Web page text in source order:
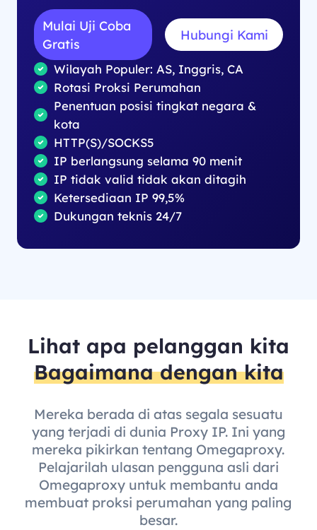
Mulai Uji Coba
Gratis
Hubungi Kami
Wilayah Populer: AS, Inggris, CA
Rotasi Proksi Perumahan
Penentuan posisi tingkat negara &
kota
HTTP(S)/SOCKS5
IP berlangsung selama 90 menit
IP tidak valid tidak akan ditagih
Ketersediaan IP 99,5%
Dukungan teknis 24/7
Lihat apa pelanggan kita
Bagaimana dengan kita
Mereka berada di atas segala sesuatu
yang terjadi di dunia Proxy IP. Ini yang
mereka pikirkan tentang Omegaproxy.
Pelajarilah ulasan pengguna asli dari
Omegaproxy untuk membantu anda
membuat proksi perumahan yang paling
besar.